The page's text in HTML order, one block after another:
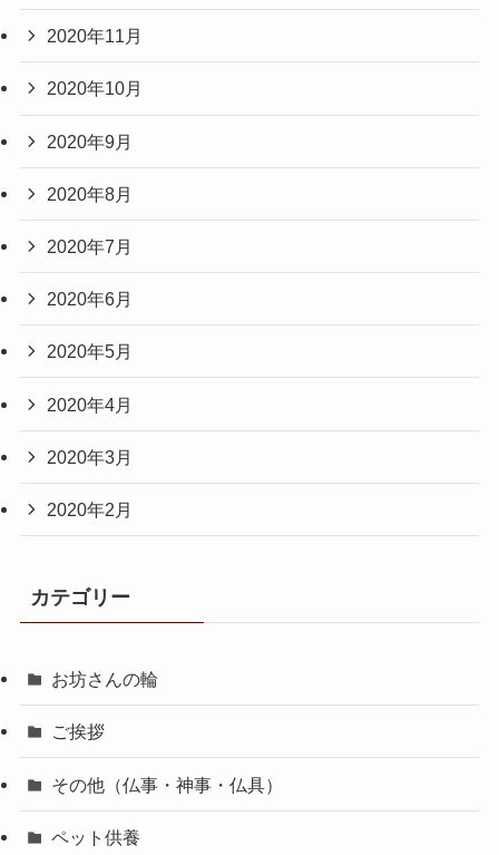
2020年11月
2020年10月
2020年9月
2020年8月
2020年7月
2020年6月
2020年5月
2020年4月
2020年3月
2020年2月
カテゴリー
お坊さんの輪
ご挨拶
その他（仏事・神事・仏具）
ペット供養